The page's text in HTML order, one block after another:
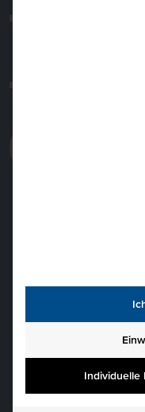
Individuelle